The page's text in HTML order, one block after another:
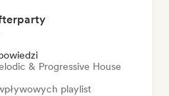
& Progressive House
playlist